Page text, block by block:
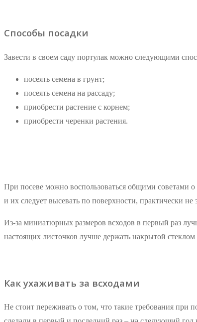
Способы посадки
Завести в своем саду портулак можно следующими
посеять семена в грунт;
посеять семена на рассаду;
приобрести растение с корнем;
приобрести черенки растения.
При посеве можно воспользоваться общими советами о
и их следует высевать по поверхности, практически не
Из-за миниатюрных размеров всходов в первый раз
настоящих листочков лучше держать накрытой
Как ухаживать за всходами
Не стоит переживать о том, что такие требования при